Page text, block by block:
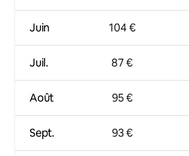
Juin
Juil.
Août
Sept.
104 €
87 €
95 €
93 €